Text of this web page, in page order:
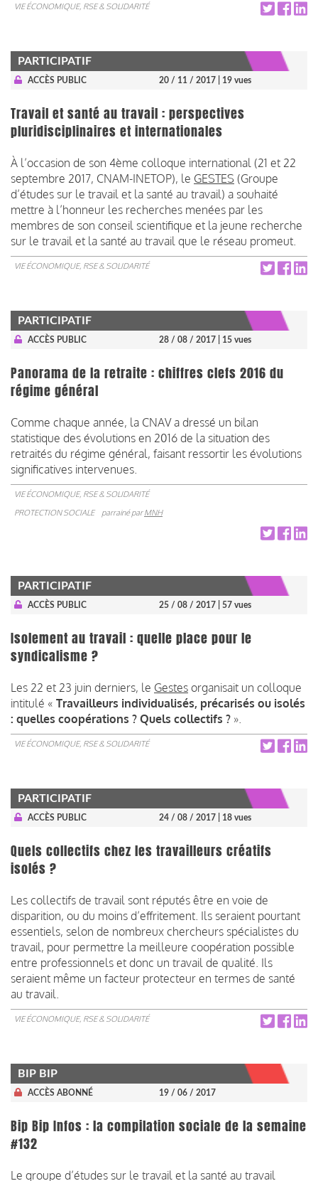
VIE ÉCONOMIQUE, RSE & SOLIDARITÉ
PARTICIPATIF
ACCÈS PUBLIC 20 / 11 / 2017 | 19 vues
Travail et santé au travail : perspectives
pluridisciplinaires et internationales
À l’occasion de son 4ème colloque international (21 et 22
septembre 2017, CNAM-INETOP), le GESTES (Groupe
d’études sur le travail et la santé au travail) a souhaité
mettre à l’honneur les recherches menées par les
membres de son conseil scientifique et la jeune recherche
sur le travail et la santé au travail que le réseau promeut.
VIE ÉCONOMIQUE, RSE & SOLIDARITÉ
PARTICIPATIF
ACCÈS PUBLIC 28 / 08 / 2017 | 15 vues
Panorama de la retraite : chiffres clefs 2016 du
régime général
Comme chaque année, la CNAV a dressé un bilan
statistique des évolutions en 2016 de la situation des
retraités du régime général, faisant ressortir les évolutions
significatives intervenues.
VIE ÉCONOMIQUE, RSE & SOLIDARITÉ
PROTECTION SOCIALE
parrainé parMNH
PARTICIPATIF
ACCÈS PUBLIC 25 / 08 / 2017 | 57 vues
Isolement au travail : quelle place pour le
syndicalisme ?
Les 22 et 23 juin derniers, le Gestes organisait un colloque
intitulé « Travailleurs individualisés, précarisés ou isolés
: quelles coopérations ? Quels collectifs ? ».
VIE ÉCONOMIQUE, RSE & SOLIDARITÉ
PARTICIPATIF
ACCÈS PUBLIC 24 / 08 / 2017 | 18 vues
Quels collectifs chez les travailleurs créatifs
isolés ?
Les collectifs de travail sont réputés être en voie de
disparition, ou du moins d’effritement. Ils seraient pourtant
essentiels, selon de nombreux chercheurs spécialistes du
travail, pour permettre la meilleure coopération possible
entre professionnels et donc un travail de qualité. Ils
seraient même un facteur protecteur en termes de santé
au travail.
VIE ÉCONOMIQUE, RSE & SOLIDARITÉ
BIP BIP
ACCÈS ABONNÉ 19 / 06 / 2017
Bip Bip Infos : la compilation sociale de la semaine
#132
Le groupe d’études sur le travail et la santé au travail